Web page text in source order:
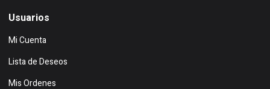
Usuarios
Mi Cuenta
Lista de Deseos
Mis Ordenes